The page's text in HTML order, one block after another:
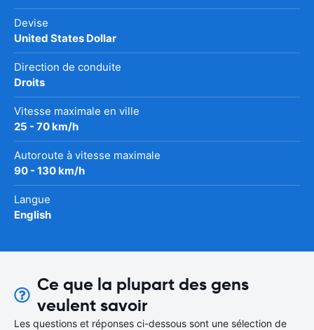
Devise
United States Dollar
Direction de conduite
Droits
Vitesse maximale en ville
25 - 70 km/h
Autoroute à vitesse maximale
90 - 130 km/h
Langue
English
Ce que la plupart des gens
veulent savoir
Les questions et réponses ci-dessous sont une sélection de